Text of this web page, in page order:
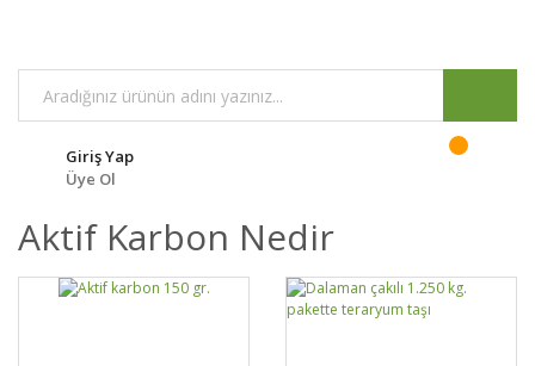
Giriş Yap
Üye Ol
Aktif Karbon Nedir